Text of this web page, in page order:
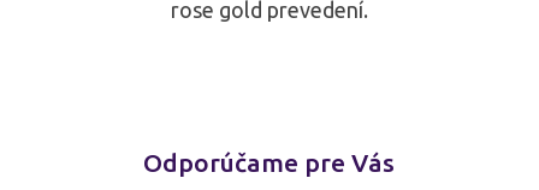
rose gold prevedení.
Odporúčame pre Vás